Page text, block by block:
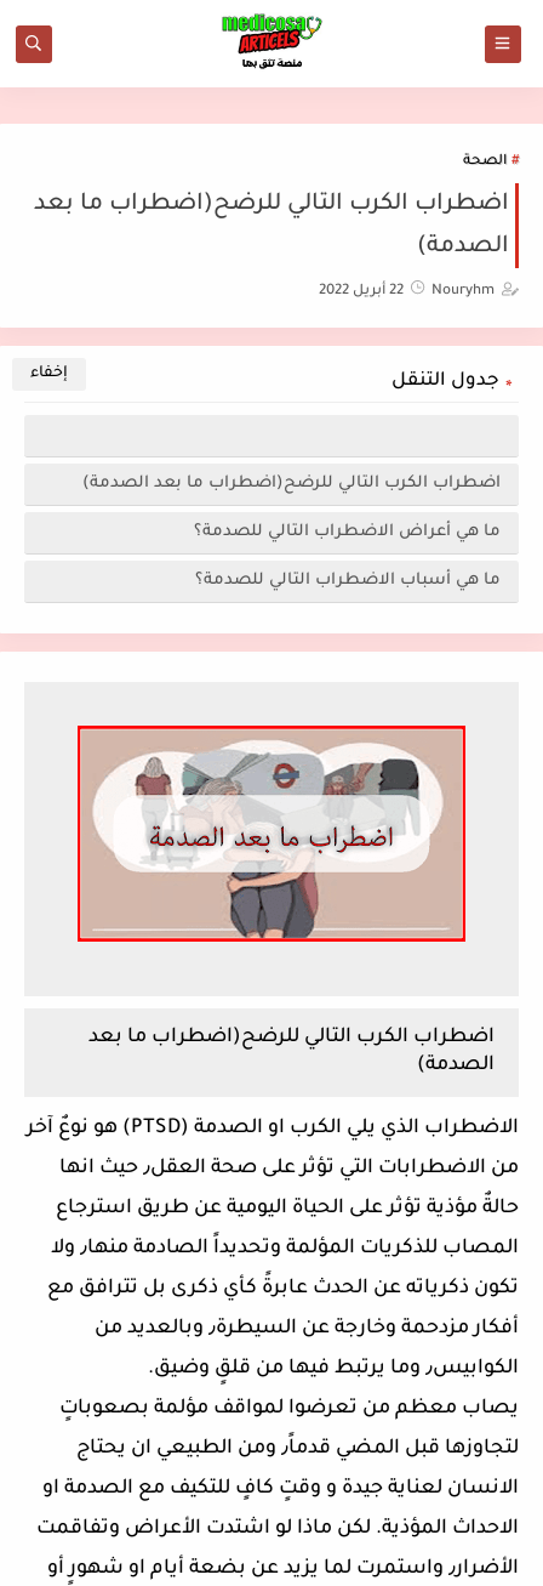
الصحة
اضطراب الكرب التالي للرضح(اضطراب ما بعد
الصدمة)
Nouryhm 22 أبريل 2022
جدول التنقل
اضطراب الكرب التالي للرضح(اضطراب ما بعد الصدمة)
ما هي أعراض الاضطراب التالي للصدمة؟
ما هي أسباب الاضطراب التالي للصدمة؟
اضطراب الكرب التالي للرضح(اضطراب ما بعد
الصدمة)
الاضطراب الذي يلي الكرب او الصدمة (PTSD) هو نوعٌ آخر
من الاضطرابات التي تؤثر على صحة العقل٫ حيث انها
حالةٌ مؤذية تؤثر على الحياة اليومية عن طريق استرجاع
المصاب للذكريات المؤلمة وتحديداً الصادمة منها٫ ولا
تكون ذكرياته عن الحدث عابرةً كأي ذكرى بل تترافق مع
أفكار مزدحمة وخارجة عن السيطرة٫ وبالعديد من
الكوابيس٫ وما يرتبط فيها من قلقٍ وضيق.
يصاب معظم من تعرضوا لمواقف مؤلمة بصعوباتٍ
لتجاوزها قبل المضي قدماً٫ ومن الطبيعي ان يحتاج
الانسان لعناية جيدة و وقتٍ كافٍ للتكيف مع الصدمة او
الاحداث المؤذية. لكن ماذا لو اشتدت الأعراض وتفاقمت
الأضرار٫ واستمرت لما يزيد عن بضعة أيام او شهورٍ أو